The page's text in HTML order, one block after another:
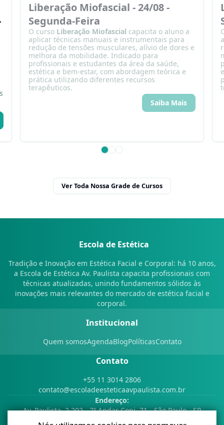
Liberação Miofascial - 24/08 -
Segunda-Feira
O curso Liberação Miofascial capacita o aluno a
aplicar técnicas manuais e instrumentais para
redução de tensões musculares, alívio de dores e
melhora da mobilidade. Indicado para
profissionais e estudantes da área da saúde,
estética e bem-estar, com abordagem teórica e
prática utilizando diferentes recursos
terapêuticos.
Saiba Mais
Ver Toda Nossa Grade de Cursos
Escola de Estética
Tradição e Inovação em Estética Facial e Corporal: há 10 anos,
a Escola de Estética Av. Paulista capacita profissionais com
técnicas atualizadas, unindo fundamentos sólidos às
inovações mais relevantes do mercado de estética facial e
corporal.
Institucional
Quem somosAgendaBlogPolíticasContato
Contato
+55 11 3014 2806
contato@escoladeesteticaavpaulista.com.br
Endereço:
Av. Paulista, 2.202 - 7º Andar Conj. 71 - São Paulo - SP